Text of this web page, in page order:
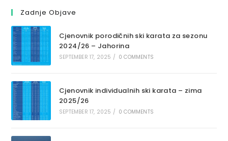
Zadnje Objave
Cjenovnik porodičnih ski karata za sezonu
2024/26 – Jahorina
SEPTEMBER 17, 2025 / 0 COMMENTS
Cjenovnik individualnih ski karata – zima
2025/26
SEPTEMBER 17, 2025 / 0 COMMENTS